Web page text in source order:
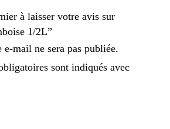
à laisser votre avis sur
1/2L”
e-mail ne sera pas publiée.
sont indiqués avec